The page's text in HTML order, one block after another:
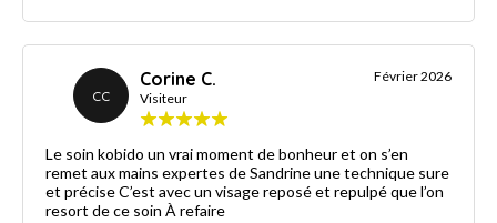
CC
Corine C.
Visiteur
Février 2026
Le soin kobido un vrai moment de bonheur et on s’en
remet aux mains expertes de Sandrine une technique sure
et précise C’est avec un visage reposé et repulpé que l’on
resort de ce soin À refaire